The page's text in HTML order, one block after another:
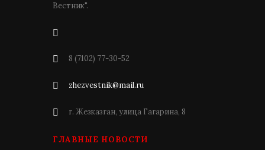
Вестник".
8 (7102) 77-30-52
zhezvestnik@mail.ru
г. Жезказган, улица Гагарина, 8
ГЛАВНЫЕ НОВОСТИ